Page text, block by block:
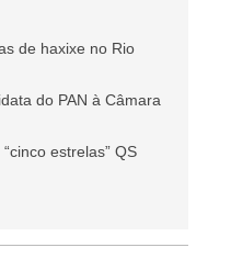
de haxixe no Rio
do PAN à Câmara
estrelas” QS